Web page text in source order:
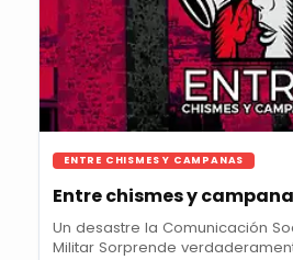
ENTRE CHISMES Y CAMPANAS
Entre chismes y
Un desastre la Comunicación
Militar Sorprende